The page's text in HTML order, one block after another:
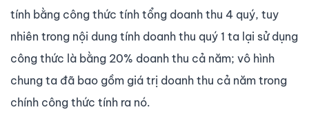
tính bằng công thức tính tổng doanh thu 4 quý, tuy
nhiên trong nội dung tính doanh thu quý 1 ta lại sử dụng
công thức là bằng 20% doanh thu cả năm; vô hình
chung ta đã bao gồm giá trị doanh thu cả năm trong
chính công thức tính ra nó.